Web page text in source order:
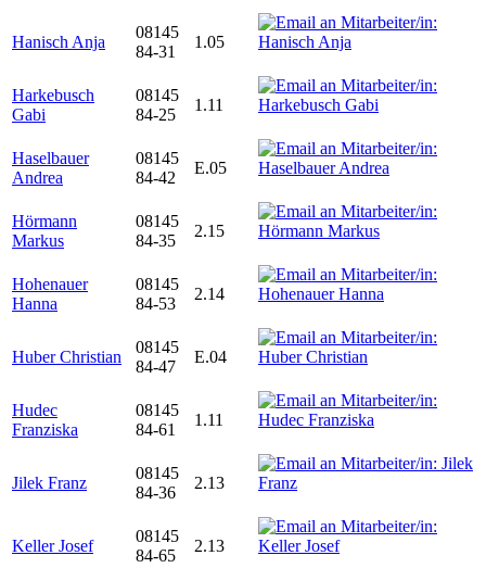
Hanisch Anja
08145
84-31
1.05
Harkebusch
Gabi
08145
84-25
1.11
Haselbauer
Andrea
08145
84-42
E.05
Hörmann
Markus
08145
84-35
2.15
Hohenauer
Hanna
08145
84-53
2.14
Huber Christian
08145
84-47
E.04
Hudec
Franziska
08145
84-61
1.11
Jilek Franz
08145
84-36
2.13
Keller Josef
08145
84-65
2.13